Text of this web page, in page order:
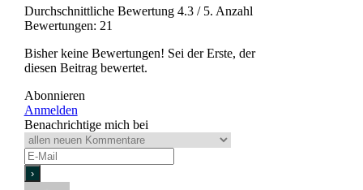
Durchschnittliche Bewertung 4.3/ 5. Anzahl
Bewertungen: 21
Bisher keine Bewertungen! Sei der Erste, der
diesen Beitrag bewertet.
Abonnieren
Anmelden
Benachrichtige mich bei